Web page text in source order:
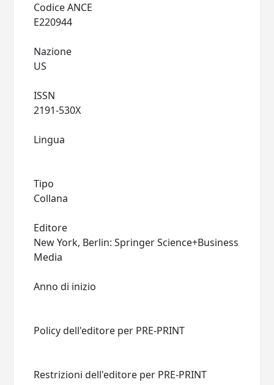
Codice ANCE
Nazione
ISSN
Lingua
Tipo
Collana
Editore
New York, Berlin: Springer Science+Business
Anno di inizio
Policy dell'editore per PRE-PRINT
Restrizioni dell'editore per PRE-PRINT